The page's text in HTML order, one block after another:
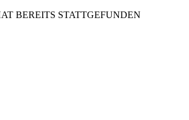
BEREITS STATTGEFUNDEN